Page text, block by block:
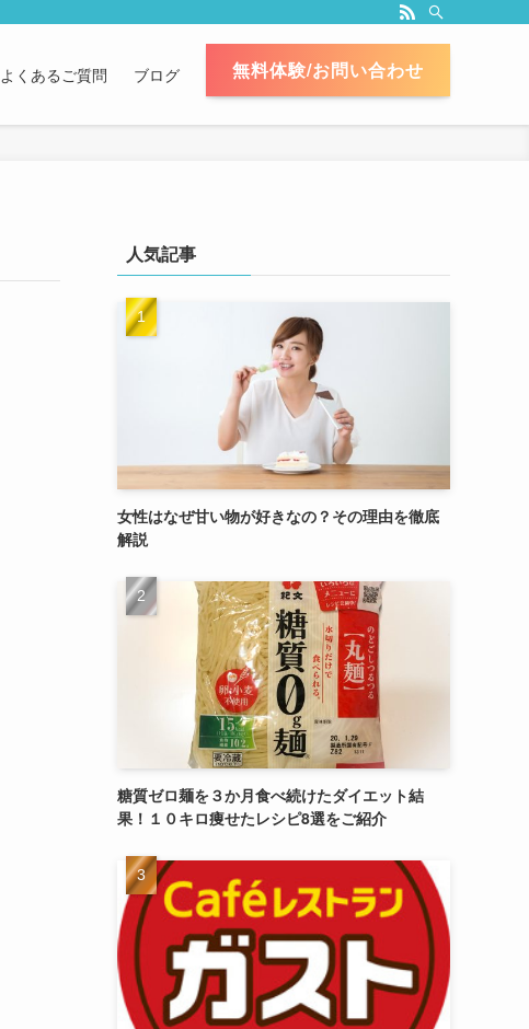
よくあるご質問 ブログ 無料体験/お問い合わせ
人気記事
女性はなぜ甘い物が好きなの？その理由を徹底
解説
糖質ゼロ麺を３か月食べ続けたダイエット結
果！１０キロ痩せたレシピ8選をご紹介